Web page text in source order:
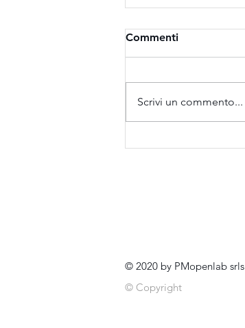
Commenti
Scrivi un commento...
© 2020 by PMopenlab srls
© Copyright